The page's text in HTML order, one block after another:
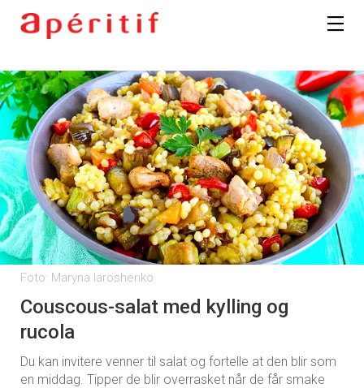
Foto: Maryna Iaroshenko
Couscous-salat med kylling og
rucola
Du kan invitere venner til salat og fortelle at den blir som
en middag. Tipper de blir overrasket når de får smake